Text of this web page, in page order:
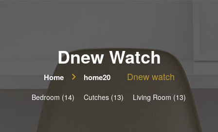
Dnew Watch
Home home20 Dnew watch
Bedroom (14) Cutches (13) Living Room (13)